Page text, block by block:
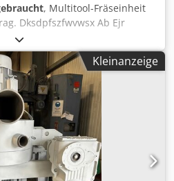
, Multitool-Fräseinheit
Dksdpfszfwvwsx Ab Ejr
FNG3 Typ: Hammer-/Stiftmühle
Hersteller-Überholung –
Verfügbare Mahlwerkzeuge: -
- Hammerplatte +
+ Siebringbaugruppe
Motorleistung: 45 kW
Austrag unter der
Ø 440 mm Siebdurchmesser: Ø
DLMV 25/12 Filter - Baujahr:
- Material: Edelstahl -
Kleinanzeige